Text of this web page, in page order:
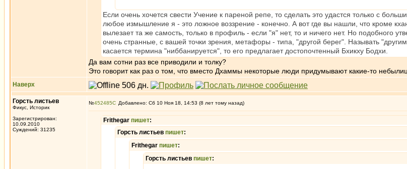
Если очень хочется свести Учение к пареной репе, то сделать это удастся только с
любое измышление я - это ложное воззрение - конечно. А вот где вы нашли, что кроме
вылезает та же самость, только в профиль - если "я" нет, то и ничего нет. Но подобного
очень странные, с вашей точки зрения, метафоры - типа, "другой берег". Называть
касается термина "ниббанируется", то его предлагает достопочтенный Бхикху Бодхи.
Да вам сотни раз все приводили и толку?
Это говорит как раз о том, что вместо Дхаммы некоторые люди придумывают какие-то
Наверх
Горсть листьев
Фикус, Историк
Зарегистрирован:
10.09.2010
Суждений: 31235
№452485 Добавлено: Сб 10 Ноя 18, 14:53 (8 лет тому назад)
Frithegar пишет:
Горсть листьев пишет:
Frithegar пишет:
Горсть листьев пишет: